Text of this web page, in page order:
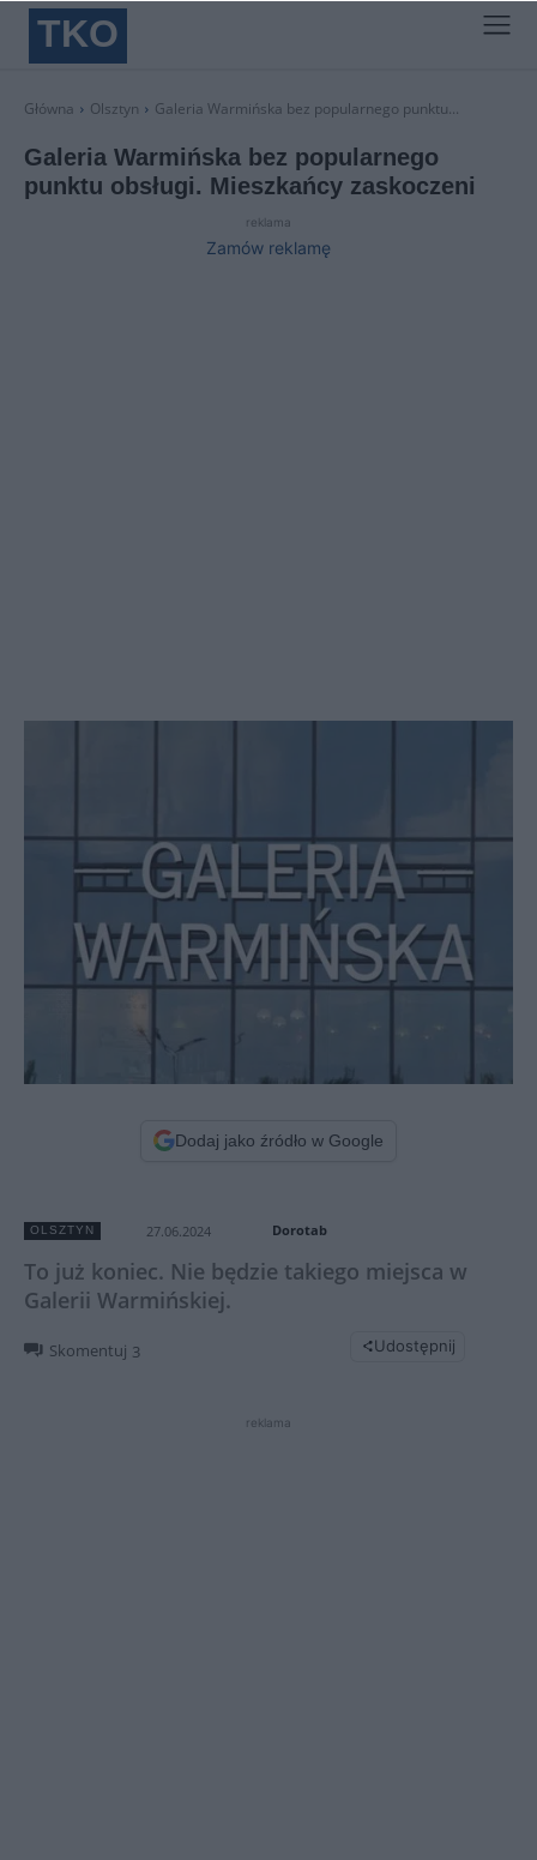
TKO
Główna Olsztyn Galeria Warmińska bez popularnego punktu...
Galeria Warmińska bez popularnego
punktu obsługi. Mieszkańcy zaskoczeni
reklama
Zamów reklamę
Dodaj jako źródło w Google
OLSZTYN 27.06.2024 Dorotab
To już koniec. Nie będzie takiego miejsca w
Galerii Warmińskiej.
Skomentuj 3 Udostępnij
reklama